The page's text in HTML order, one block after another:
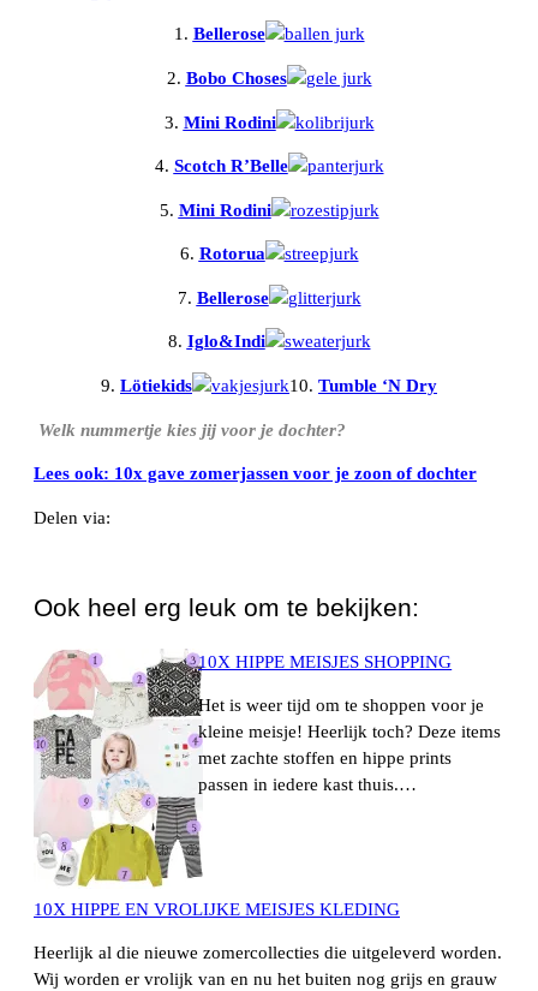
1. Bellerose
2. Bobo Choses
3. Mini Rodini
4. Scotch R’Belle
5. Mini Rodini
6. Rotorua
7. Bellerose
8. Iglo&Indi
9. Lötiekids 10. Tumble ‘N Dry
Welk nummertje kies jij voor je dochter?
Lees ook: 10x gave zomerjassen voor je zoon of dochter
Delen via:
Ook heel erg leuk om te bekijken:
10X HIPPE MEISJES SHOPPING
Het is weer tijd om te shoppen voor je
kleine meisje! Heerlijk toch? Deze items
met zachte stoffen en hippe prints
passen in iedere kast thuis.…
10X HIPPE EN VROLIJKE MEISJES KLEDING
Heerlijk al die nieuwe zomercollecties die uitgeleverd worden.
Wij worden er vrolijk van en nu het buiten nog grijs en grauw